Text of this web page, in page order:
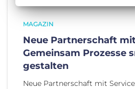
MAGAZIN
Neue Partnerschaft
Gemeinsam Prozesse
gestalten
Neue Partnerschaft mit